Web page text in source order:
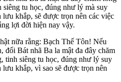
tu học, đúng như lý mà suy
khắp, sẽ được trọn nên các việc
lợi đời hiện nay vậy.
nữa rằng: Bạch Thế Tôn! Nếu
đối Bát nhã Ba la mật đa đây chăm
tinh siêng tu học, đúng như lý suy
khắp, vì sao sẽ được trọn nên